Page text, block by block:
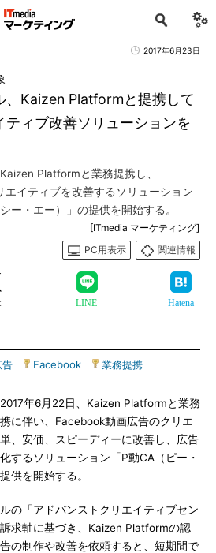
2017年6月23日
、Kaizen Platformと提携して
ィブ改善ソリューションを
Platformと業務提携し、
エイティブを改善するソリューション
ー・エー）」の提供を開始する。
[ITmedia マーケティング]
PC用表示
関連情報
LINE Hatena
告 Facebook 業務提携
年6月22日、Kaizen Platformと業務
に伴い、Facebook動画広告のクリエ
、安価、スピーディーに改善し、広告
するソリューション「P動CA（ピー・
供を開始する。
の「アドバンストクリエイティブセン
求軸に基づき、Kaizen Platformの認
の制作や改善を依頼すると、短期間で